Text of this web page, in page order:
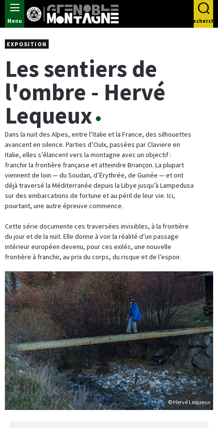
Panneau de gestion des cookies
Menu Recherche
© Hervé Lequeux
Les sentiers de
l'ombre - Hervé
Lequeux
Dans la nuit des Alpes, entre l’Italie et la France, des silhouettes
avancent en silence. Parties d’Oulx, passées par Claviere en
Italie, elles s’élancent vers la montagne avec un objectif :
franchir la frontière française et atteindre Briançon. La plupart
viennent de loin — du Soudan, d’Érythrée, de Guinée — et ont
déjà traversé la Méditerranée depuis la Libye jusqu’à Lampedusa
sur des embarcations de fortune et au péril de leur vie. Ici,
pourtant, une autre épreuve commence.
Cette série documente ces traversées invisibles, à la frontière
du jour et de la nuit. Elle donne à voir la réalité d’un passage
intérieur européen devenu, pour ces exilés, une nouvelle
frontière à franchir, au prix du corps, du risque et de l’espoir.
EXPOSITION